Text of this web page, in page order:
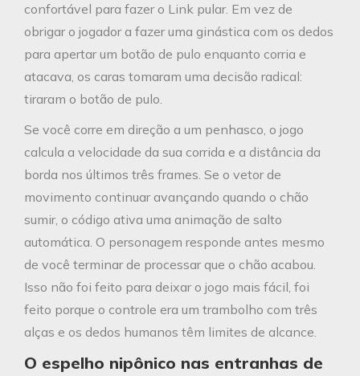
confortável para fazer o Link pular. Em vez de
obrigar o jogador a fazer uma ginástica com os dedos
para apertar um botão de pulo enquanto corria e
atacava, os caras tomaram uma decisão radical:
tiraram o botão de pulo.
Se você corre em direção a um penhasco, o jogo
calcula a velocidade da sua corrida e a distância da
borda nos últimos três frames. Se o vetor de
movimento continuar avançando quando o chão
sumir, o código ativa uma animação de salto
automática. O personagem responde antes mesmo
de você terminar de processar que o chão acabou.
Isso não foi feito para deixar o jogo mais fácil, foi
feito porque o controle era um trambolho com três
alças e os dedos humanos têm limites de alcance.
O espelho nipônico nas entranhas de